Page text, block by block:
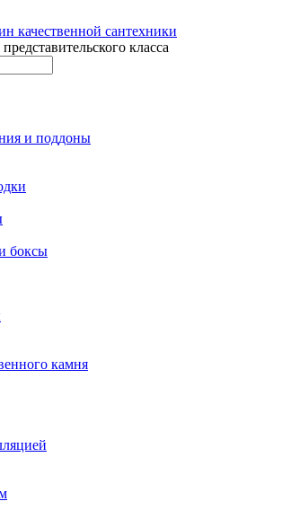
класса
и поддоны
боксы
камня